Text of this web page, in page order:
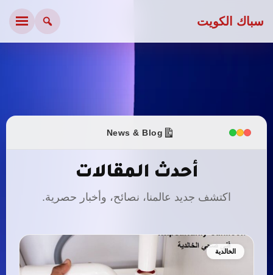
سباك الكويت
News & Blog
أحدث المقالات
اكتشف جديد عالمنا، نصائح، وأخبار حصرية.
الخالدية